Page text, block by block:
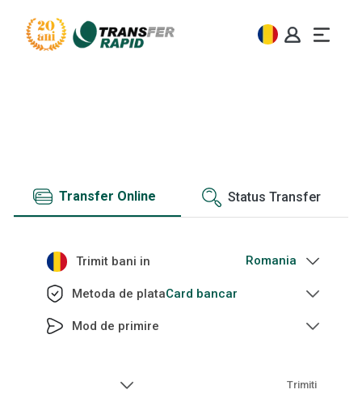
Transfer Online Status Transfer
Trimit bani in
Metoda de plataCard bancar
Mod de primire
Trimiti